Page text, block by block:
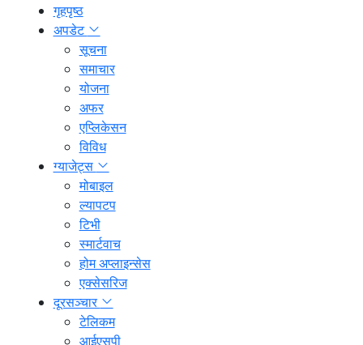
गृहपृष्ठ
अपडेट
सूचना
समाचार
योजना
अफर
एप्लिकेसन
विविध
ग्याजेट्स
मोबाइल
ल्यापटप
टिभी
स्मार्टवाच
होम अप्लाइन्सेस
एक्सेसरिज
दूरसञ्चार
टेलिकम
आईएसपी